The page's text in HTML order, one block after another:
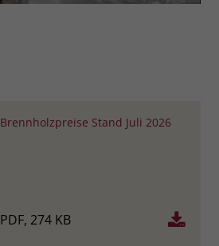
Brennholzpreise Stand Juli 2026
PDF, 274 KB